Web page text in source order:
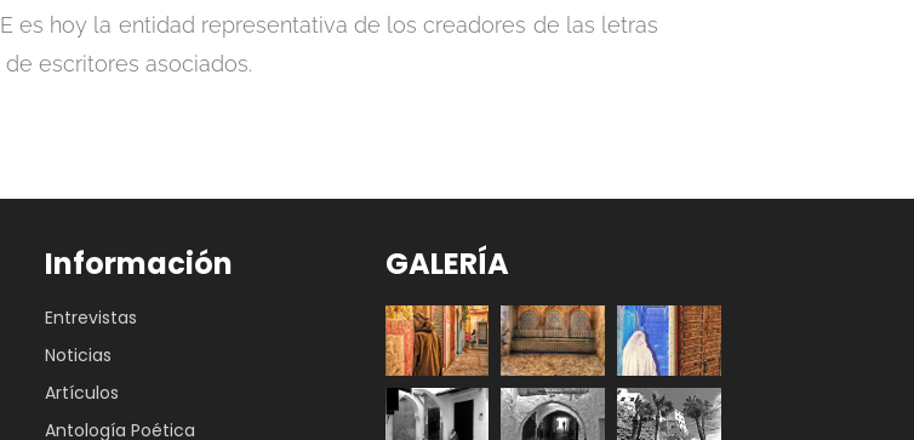
es hoy la entidad representativa de los creadores de las letras
escritores asociados.
Información
Entrevistas
Noticias
Artículos
Antología Poética
GALERÍA